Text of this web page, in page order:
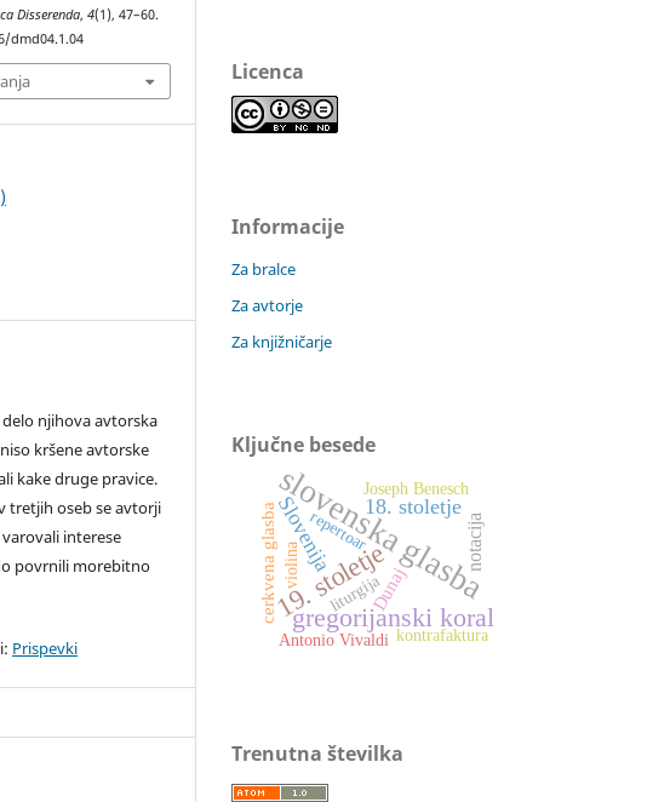
Disserenda,4(1), 47–60.
dmd04.1.04
njihova avtorska
kršene avtorske
kake druge pravice.
tretjih oseb se avtorji
interese
povrnili morebitno
Prispevki
Licenca
Informacije
Za bralce
Za avtorje
Za knjižničarje
Ključne besede
slovenska glasba
19. stoletje
gregorijanski koral
18. stoletje
Slovenija notacija
cerkvena glasba Dunaj
violina
Antonio Vivaldi
repertoar
liturgija
Joseph Benesch
kontrafaktura
Trenutna številka